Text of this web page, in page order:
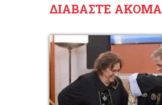
ΔΙΑΒΑΣΤΕ ΑΚΟΜΑ